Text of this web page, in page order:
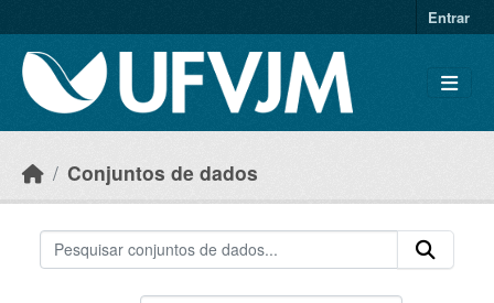
Entrar
Conjuntos de dados